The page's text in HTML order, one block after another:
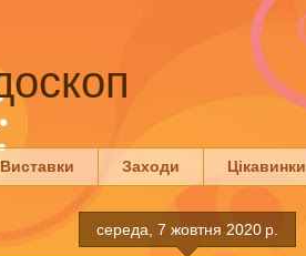
Виставки Заходи Цікавинки
середа, 7 жовтня 2020 р.